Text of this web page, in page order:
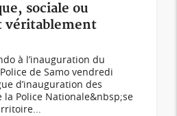
sociale ou
véritablement
à l’inauguration du
de Samo vendredi
d’inauguration des
la Police Nationale&nbsp;se